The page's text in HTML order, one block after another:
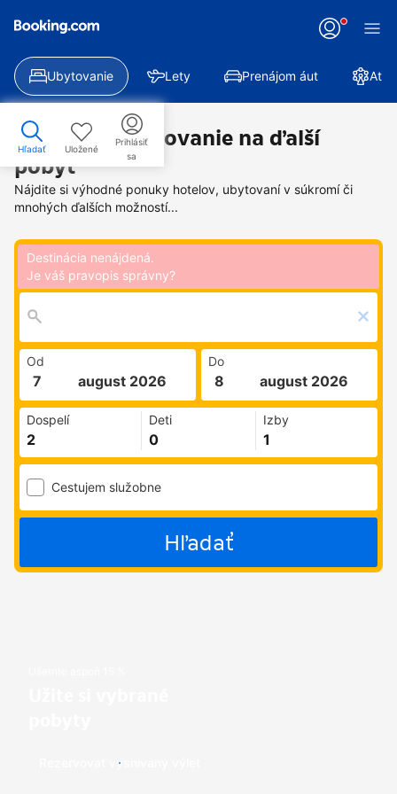
Ubytovanie Lety Prenájom áut
Hľadať Uložené
Prihlásiť
sa
Nájdite si ubytovanie na ďalší
pobyt
Nájdite si výhodné ponuky hotelov, ubytovaní v súkromí či
mnohých ďalších možností...
Destinácia nenájdená.
Je váš pravopis správny?
Od
pia 7. augusta 2026
Do
so 8. augusta 2026
Dospelí Deti Izby
Cestujem služobne
Hľadať
Rezervovať vysnívaný výlet